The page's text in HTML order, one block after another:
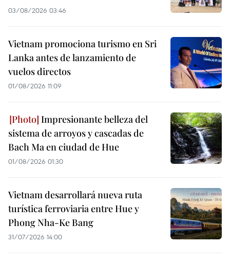
03/08/2026 03:46
Vietnam promociona turismo en Sri
Lanka antes de lanzamiento de
vuelos directos
01/08/2026 11:09
Impresionante belleza del
sistema de arroyos y cascadas de
Bach Ma en ciudad de Hue
01/08/2026 01:30
Vietnam desarrollará nueva ruta
turística ferroviaria entre Hue y
Phong Nha-Ke Bang
31/07/2026 14:00